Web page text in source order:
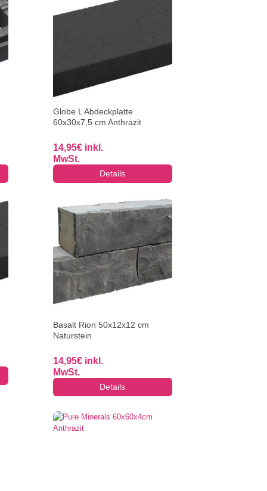
Globe L Abdeckplatte
60x30x7,5 cm Anthrazit
14,95€ inkl.
MwSt.
Details
Basalt Rion 50x12x12 cm
Naturstein
14,95€ inkl.
MwSt.
Details